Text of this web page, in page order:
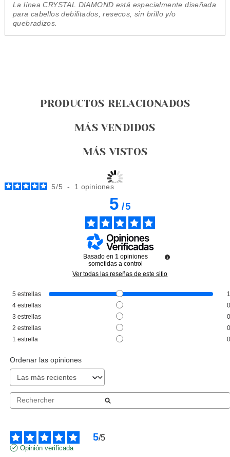
La línea CRYSTAL DIAMOND está especialmente diseñada
para cabellos debilitados, resecos, sin brillo y/o
quebradizos.
PRODUCTOS RELACIONADOS
MÁS VENDIDOS
MÁS VISTOS
BONACURE
BONACURE MOISTURE KICK
TREATMENT GLYCEROL 200ML
desde
5/5 - 1 opiniones
5/5
Basado en 1 opiniones
sometidas a control
Ver todas las reseñas de este sitio
5 estrellas
4 estrellas
3 estrellas
2 estrellas
1 estrella
Ordenar las opiniones
5/5
Opinión verificada